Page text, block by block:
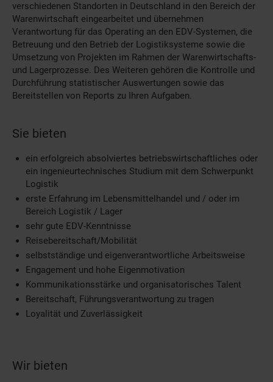
verschiedenen Standorten in Deutschland in den Bereich der
Warenwirtschaft eingearbeitet und übernehmen
Verantwortung für das Operating an den EDV-Systemen, die
Betreuung und den Betrieb der Logistiksysteme sowie die
Umsetzung von Projekten im Rahmen der Warenwirtschafts-
und Lagerprozesse. Des Weiteren gehören die Kontrolle und
Durchführung statistischer Auswertungen sowie das
Bereitstellen von Reports zu Ihren Aufgaben.
Sie bieten
ein erfolgreich absolviertes betriebswirtschaftliches oder
ein ingenieurtechnisches Studium mit dem Schwerpunkt
Logistik
erste Erfahrung im Lebensmittelhandel und / oder im
Bereich Logistik / Lager
sehr gute EDV-Kenntnisse
Reisebereitschaft/Mobilität
selbstständige und eigenverantwortliche Arbeitsweise
Engagement und hohe Eigenmotivation
Kommunikationsstärke und organisatorisches Talent
Bereitschaft, Führungsverantwortung zu tragen
Loyalität und Zuverlässigkeit
Wir bieten